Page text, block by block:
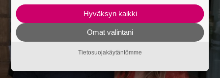
Hyväksyn kaikki
Omat valintani
Tietosuojakäytäntömme